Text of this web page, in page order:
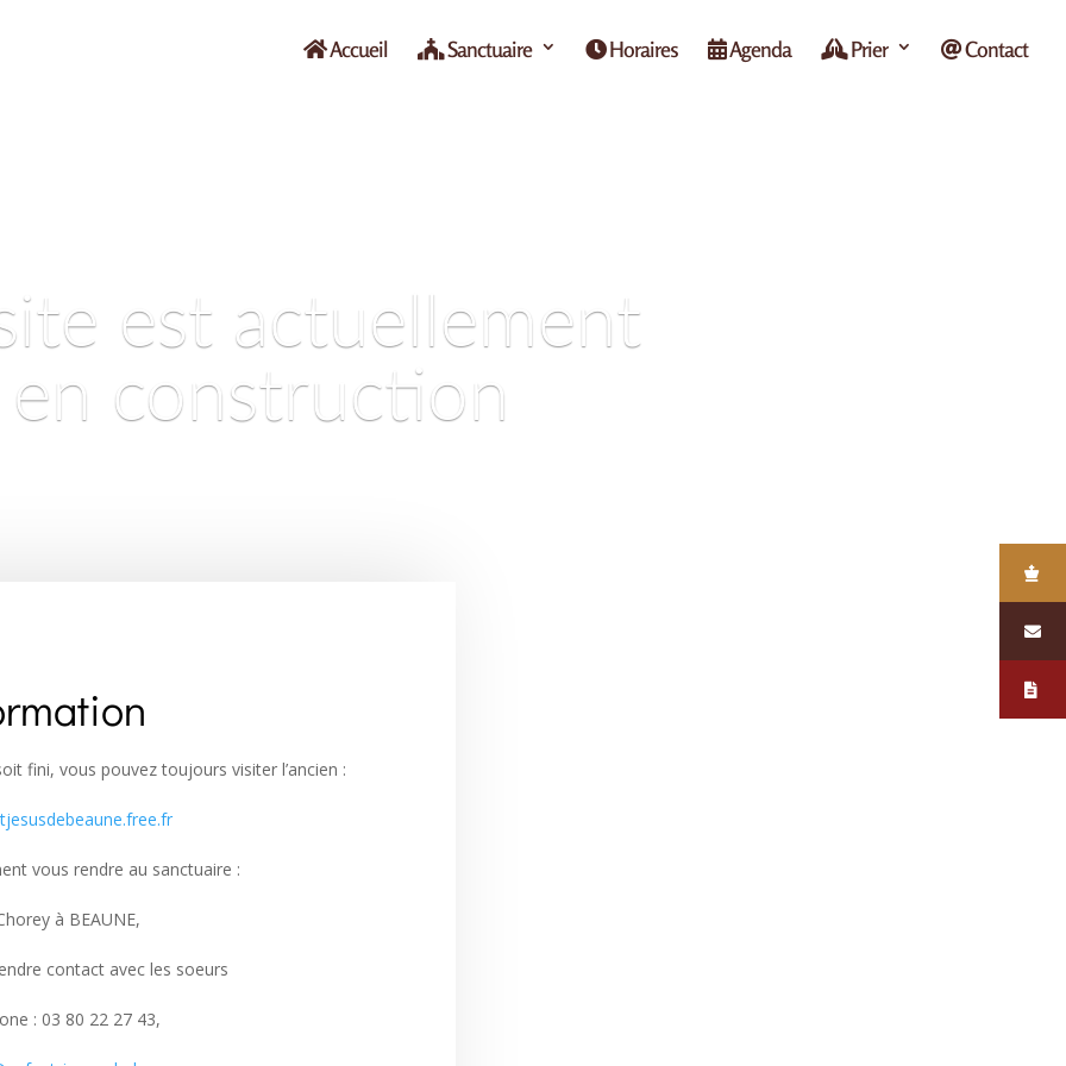
Accueil Sanctuaire Horaires Agenda Prier Contact
est actuellement
en construction
fini, vous pouvez toujours visiter l’ancien :
vous rendre au sanctuaire :
à BEAUNE,
contact avec les soeurs
: 03 80 22 27 43,